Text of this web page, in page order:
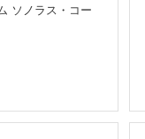
ソノラス・コー